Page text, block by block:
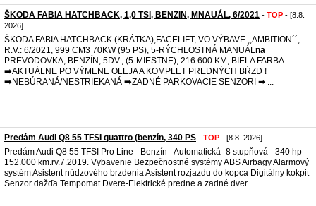
ŠKODA FABIA HATCHBACK, 1,0 TSI, BENZIN, MNAUÁL, 6/2021 - TOP - [8.8.
2026]
ŠKODA FABIA HATCHBACK (KRÁTKA),FACELIFT, VO VÝBAVE ,,AMBITION´´,
R.V.: 6/2021, 999 CM3 70KW (95 PS), 5-RÝCHLOSTNÁ MANUÁLna
PREVODOVKA, BENZÍN, 5DV., (5-MIESTNE), 216 600 KM, BIELA FARBA
➡️AKTUÁLNE PO VÝMENE OLEJA A KOMPLET PREDNÝCH BŔZD !
➡️NEBÚRANÁ/NESTRIEKANÁ ➡️ZADNÉ PARKOVACIE SENZORI ➡ ...
Predám Audi Q8 55 TFSI quattro (benzín, 340 PS - TOP - [8.8. 2026]
Predám Audi Q8 55 TFSI Pro Line - Benzín - Automatická -8 stupňová - 340 hp -
152.000 km.rv.7.2019. Vybavenie Bezpečnostné systémy ABS Airbagy Alarmový
systém Asistent núdzového brzdenia Asistent rozjazdu do kopca Digitálny kokpit
Senzor dažďa Tempomat Dvere-Elektrické predne a zadné dver ...